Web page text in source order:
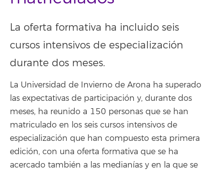
La oferta formativa ha incluido seis
cursos intensivos de especialización
durante dos meses.
La Universidad de Invierno de Arona ha superado
las expectativas de participación y, durante dos
meses, ha reunido a 150 personas que se han
matriculado en los seis cursos intensivos de
especialización que han compuesto esta primera
edición, con una oferta formativa que se ha
acercado también a las medianías y en la que se